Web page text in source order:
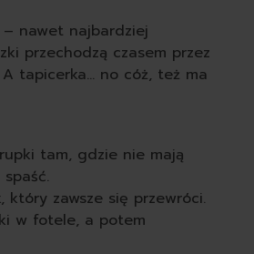
– nawet najbardziej
przechodzą czasem przez
tapicerka… no cóż, też ma
tam, gdzie nie mają
który zawsze się przewróci.
w fotele, a potem